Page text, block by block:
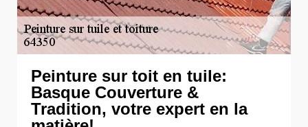
Peinture sur toit en tuile:
Basque Couverture &
Tradition, votre expert en la